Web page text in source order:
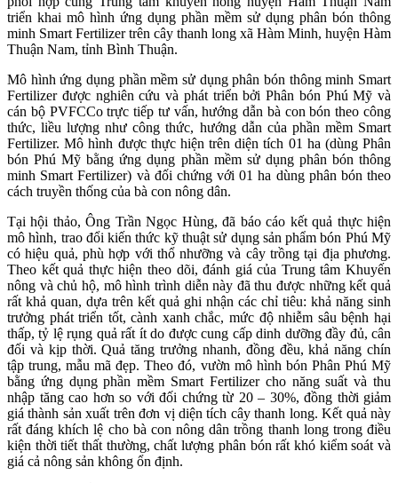
triển khai mô hình ứng dụng phần mềm sử dụng phân bón thông
minh Smart Fertilizer trên cây thanh long xã Hàm Minh, huyện Hàm
Thuận Nam, tỉnh Bình Thuận.
Mô hình ứng dụng phần mềm sử dụng phân bón thông minh Smart
Fertilizer được nghiên cứu và phát triển bởi Phân bón Phú Mỹ và
cán bộ PVFCCo trực tiếp tư vấn, hướng dẫn bà con bón theo công
thức, liều lượng như công thức, hướng dẫn của phần mềm Smart
Fertilizer. Mô hình được thực hiện trên diện tích 01 ha (dùng Phân
bón Phú Mỹ bằng ứng dụng phần mềm sử dụng phân bón thông
minh Smart Fertilizer) và đối chứng với 01 ha dùng phân bón theo
cách truyền thống của bà con nông dân.
Tại hội thảo, Ông Trần Ngọc Hùng, đã báo cáo kết quả thực hiện
mô hình, trao đổi kiến thức kỹ thuật sử dụng sản phẩm bón Phú Mỹ
có hiệu quả, phù hợp với thổ nhưỡng và cây trồng tại địa phương.
Theo kết quả thực hiện theo dõi, đánh giá của Trung tâm Khuyến
nông và chủ hộ, mô hình trình diễn này đã thu được những kết quả
rất khả quan, dựa trên kết quả ghi nhận các chỉ tiêu: khả năng sinh
trưởng phát triển tốt, cành xanh chắc, mức độ nhiễm sâu bệnh hại
thấp, tỷ lệ rụng quả rất ít do được cung cấp dinh dưỡng đầy đủ, cân
đối và kịp thời. Quả tăng trưởng nhanh, đồng đều, khả năng chín
tập trung, mẫu mã đẹp. Theo đó, vườn mô hình bón Phân Phú Mỹ
bằng ứng dụng phần mềm Smart Fertilizer cho năng suất và thu
nhập tăng cao hơn so với đối chứng từ 20 – 30%, đồng thời giảm
giá thành sản xuất trên đơn vị diện tích cây thanh long. Kết quả này
rất đáng khích lệ cho bà con nông dân trồng thanh long trong điều
kiện thời tiết thất thường, chất lượng phân bón rất khó kiểm soát và
giá cả nông sản không ổn định.